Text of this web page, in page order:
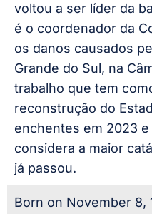
voltou a ser líder da
é o coordenador da
os danos causados
Grande do Sul, na
trabalho que tem
reconstrução do
enchentes em 2023
considera a maior
já passou.
Born on November 8,